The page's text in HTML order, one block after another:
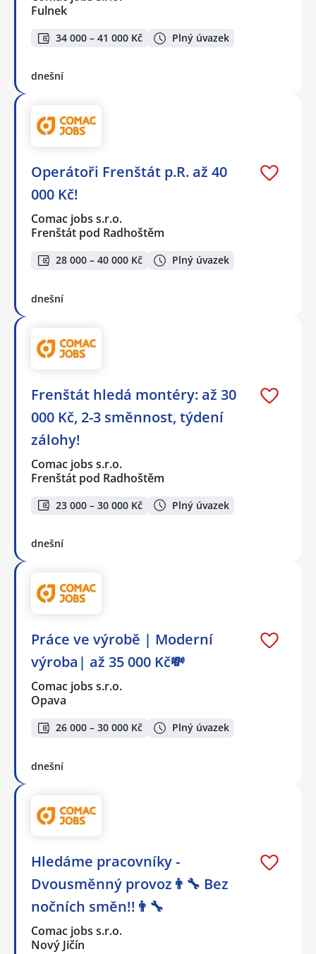
Fulnek
34 000 – 41 000 Kč Plný úvazek
dnešní
Operátoři Frenštát p.R. až 40
000 Kč!
Comac jobs s.r.o.
Frenštát pod Radhoštěm
28 000 – 40 000 Kč Plný úvazek
dnešní
Frenštát hledá montéry: až 30
000 Kč, 2-3 směnnost, týdení
zálohy!
Comac jobs s.r.o.
Frenštát pod Radhoštěm
23 000 – 30 000 Kč Plný úvazek
dnešní
Práce ve výrobě | Moderní
výroba| až 35 000 Kč💸
Comac jobs s.r.o.
Opava
26 000 – 30 000 Kč Plný úvazek
dnešní
Hledáme pracovníky -
Dvousměnný provoz👨‍🔧 Bez
nočních směn!!👨‍🔧
Comac jobs s.r.o.
Nový Jičín